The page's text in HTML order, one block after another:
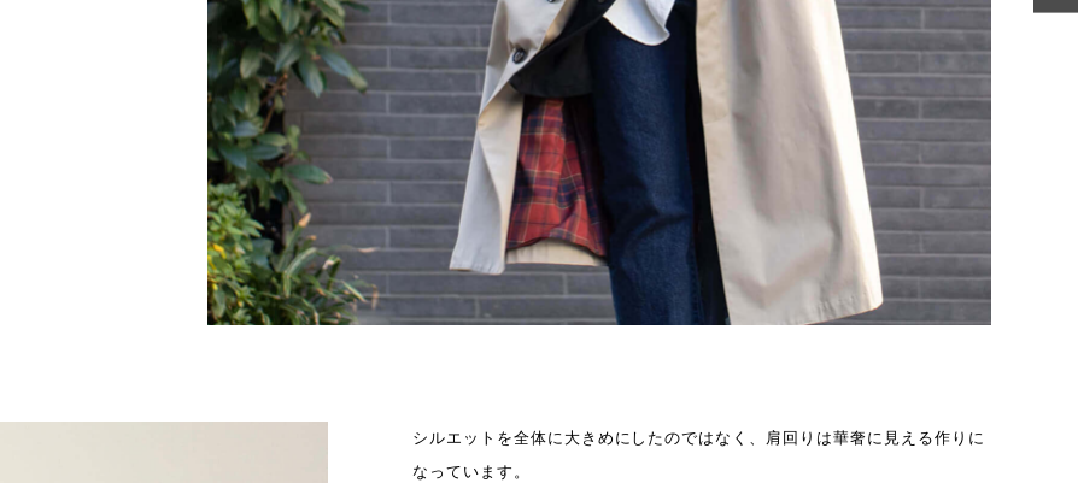
シルエットを全体に大きめにしたのではなく、肩回りは華奢に見える作りに
なっています。